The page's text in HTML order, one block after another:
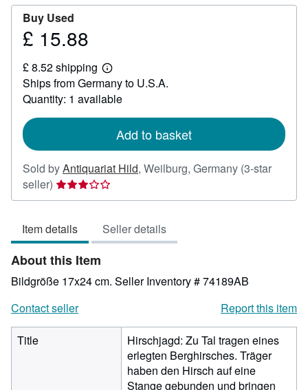
Buy Used
Price
15.88
£ 15.88
£ 8.52 shipping
Learn
more
about
shipping
Ships from Germany to U.S.A.
Quantity: 1 available
Add to basket
Sold byAntiquariat Hild, Weilburg, Germany (3-star
seller) Seller
rating
out
of
5
stars
Item details Seller details
About this Item
Bildgröße 17x24 cm. Seller Inventory # 74189AB
Contact seller
Report this item
Title
Hirschjagd: Zu Tal tragen eines
erlegten Berghirsches. Träger
haben den Hirsch auf eine
Stange gebunden und bringen